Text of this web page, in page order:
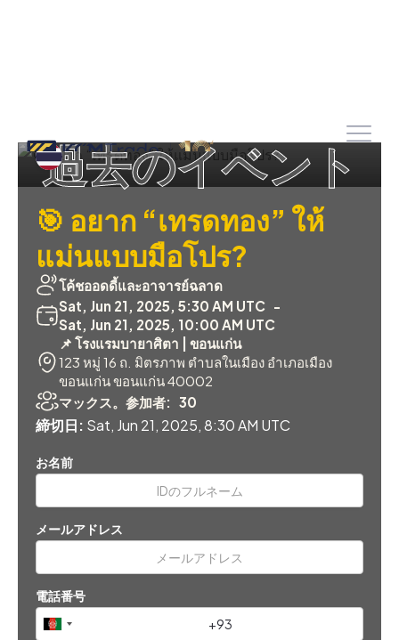
🎯 อยาก “เทรดทอง” ให้
แม่นแบบมือโปร?
โค้ชออดดี้และอาจารย์ฉลาด
Sat, Jun 21, 2025, 5:30 AM UTC -
Sat, Jun 21, 2025, 10:00 AM UTC
📌 โรงแรมบายาศิตา | ขอนแก่น
123 หมู่ 16 ถ. มิตรภาพ ตำบลในเมือง อำเภอเมือง
ขอนแก่น ขอนแก่น 40002
マックス。参加者: 30
締切日: Sat, Jun 21, 2025, 8:30 AM UTC
お名前
メールアドレス
電話番号
過去のイベント